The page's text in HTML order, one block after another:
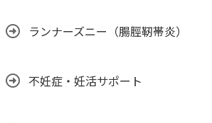
ランナーズニー（腸脛靭帯炎）
不妊症・妊活サポート